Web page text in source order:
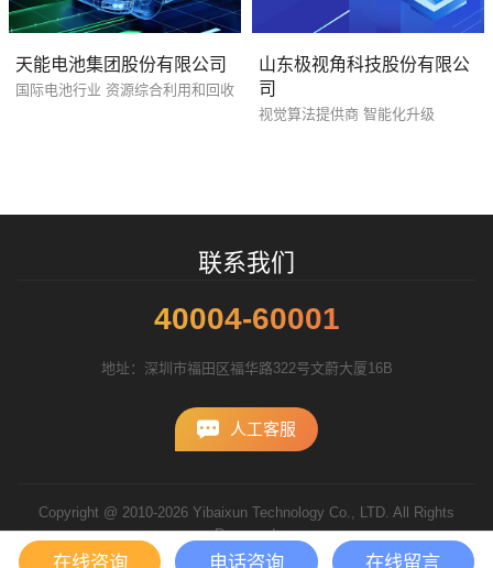
天能电池集团股份有限公司
国际电池行业 资源综合利用和回收
山东极视角科技股份有限公
司
视觉算法提供商 智能化升级
联系我们
40004-60001
地址：深圳市福田区福华路322号文蔚大厦16B
人工客服
Copyright @ 2010-2026 Yibaixun Technology Co., LTD. All Rights
Reserved.
粤ICP备10056793号
招标项目
在线咨询 电话咨询 在线留言